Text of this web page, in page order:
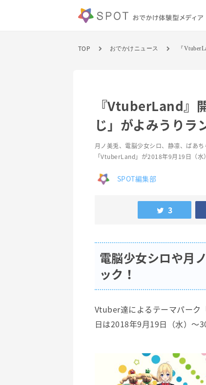
TOP おでかけニュース 『
『VtuberLand』
じ」がよみうりラ
月ノ美兎、 電脳少女シロ、静凛、ばあ
「VtuberLand」が2018年9月19日（水
SPOT編集部
3
電脳少女シロや月
ック！
Vtuber達によるテーマパーク
日は2018年9月19日（水）～